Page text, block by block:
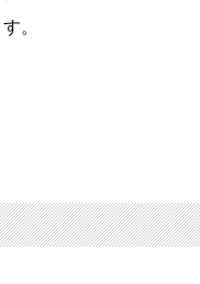
。